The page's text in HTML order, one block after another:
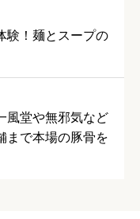
験！麺とスープの
風堂や無邪気など
まで本場の豚骨を